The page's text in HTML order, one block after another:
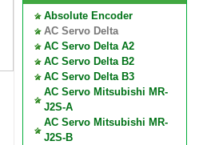
Absolute Encoder
AC Servo Delta
AC Servo Delta A2
AC Servo Delta B2
AC Servo Delta B3
AC Servo Mitsubishi MR-
J2S-A
AC Servo Mitsubishi MR-
J2S-B